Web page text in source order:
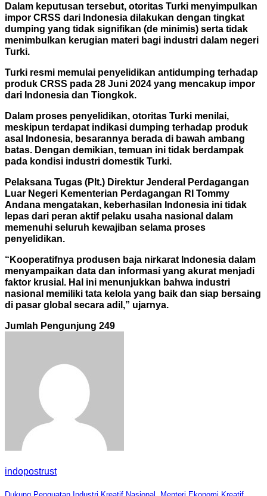
Dalam keputusan tersebut, otoritas Turki menyimpulkan
impor CRSS dari Indonesia dilakukan dengan tingkat
dumping yang tidak signifikan (de minimis) serta tidak
menimbulkan kerugian materi bagi industri dalam negeri
Turki.
Turki resmi memulai penyelidikan antidumping terhadap
produk CRSS pada 28 Juni 2024 yang mencakup impor
dari Indonesia dan Tiongkok.
Dalam proses penyelidikan, otoritas Turki menilai,
meskipun terdapat indikasi dumping terhadap produk
asal Indonesia, besarannya berada di bawah ambang
batas. Dengan demikian, temuan ini tidak berdampak
pada kondisi industri domestik Turki.
Pelaksana Tugas (Plt.) Direktur Jenderal Perdagangan
Luar Negeri Kementerian Perdagangan RI Tommy
Andana mengatakan, keberhasilan Indonesia ini tidak
lepas dari peran aktif pelaku usaha nasional dalam
memenuhi seluruh kewajiban selama proses
penyelidikan.
“Kooperatifnya produsen baja nirkarat Indonesia dalam
menyampaikan data dan informasi yang akurat menjadi
faktor krusial. Hal ini menunjukkan bahwa industri
nasional memiliki tata kelola yang baik dan siap bersaing
di pasar global secara adil,” ujarnya.
Jumlah Pengunjung 249
indopostrust